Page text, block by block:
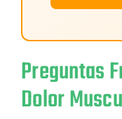
Preguntas
Dolor